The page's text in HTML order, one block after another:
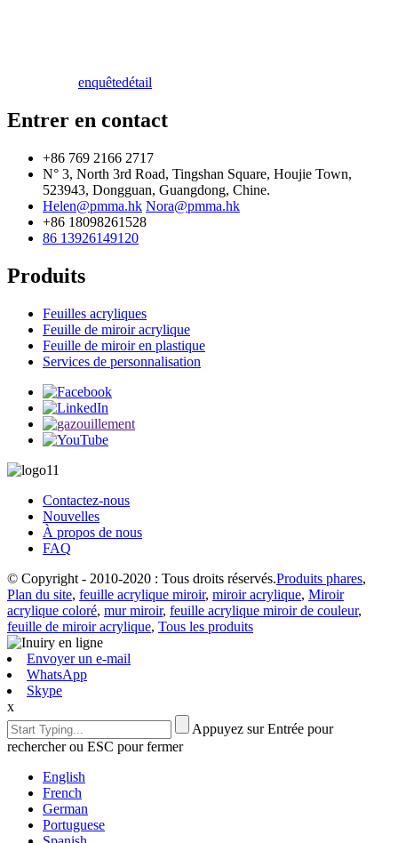
enquêtedétail
Entrer en contact
+86 769 2166 2717
N° 3, North 3rd Road, Tingshan Square, Houjie Town,
523943, Dongguan, Guangdong, Chine.
Helen@pmma.hk Nora@pmma.hk
+86 18098261528
86 13926149120
Produits
Feuilles acryliques
Feuille de miroir acrylique
Feuille de miroir en plastique
Services de personnalisation
Contactez-nous
Nouvelles
À propos de nous
FAQ
© Copyright - 2010-2020 : Tous droits réservés.Produits phares,
Plan du site, feuille acrylique miroir, miroir acrylique, Miroir
acrylique coloré, mur miroir, feuille acrylique miroir de couleur,
feuille de miroir acrylique, Tous les produits
Envoyer un e-mail
WhatsApp
Skype
x
Appuyez sur Entrée pour
rechercher ou ESC pour fermer
English
French
German
Portuguese